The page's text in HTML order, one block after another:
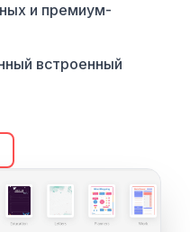
и премиум-
встроенный